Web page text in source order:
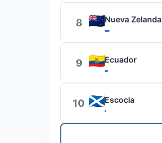
8 Nueva Zelanda
9 Ecuador
10 Escocia